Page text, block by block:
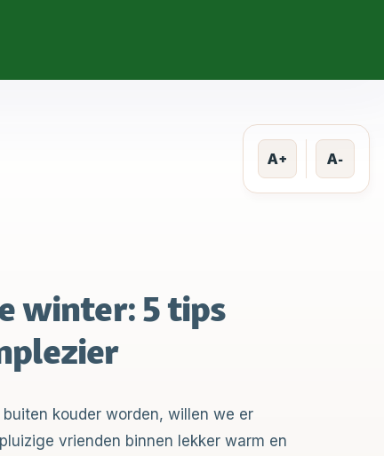
A+ A-
winter: 5 tips
kouder worden, willen we er
vrienden binnen lekker warm en